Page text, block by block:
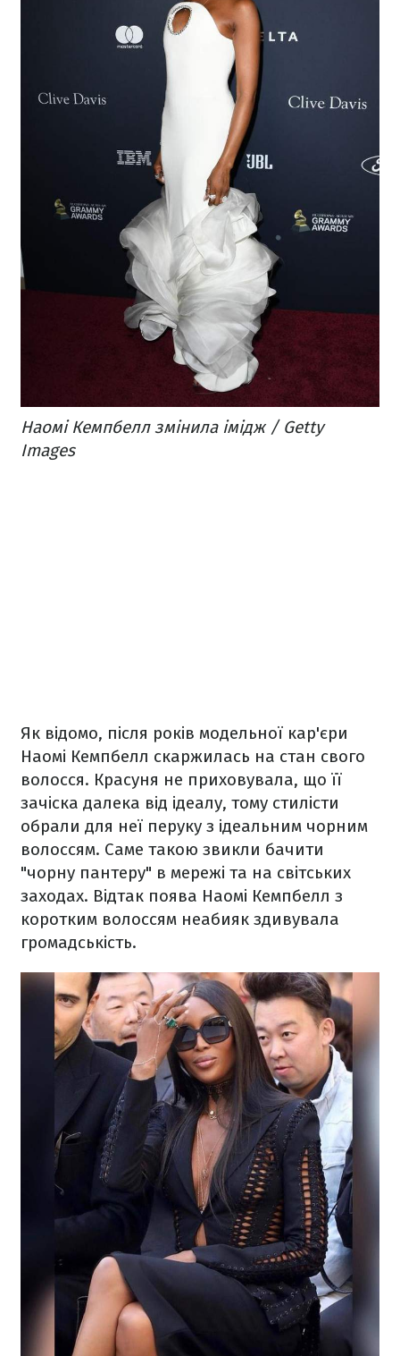
Наомі Кемпбелл змінила імідж / Getty
Images
Як відомо, після років модельної кар'єри
Наомі Кемпбелл скаржилась на стан свого
волосся. Красуня не приховувала, що її
зачіска далека від ідеалу, тому стилісти
обрали для неї перуку з ідеальним чорним
волоссям. Саме такою звикли бачити
"чорну пантеру" в мережі та на світських
заходах. Відтак поява Наомі Кемпбелл з
коротким волоссям неабияк здивувала
громадськість.